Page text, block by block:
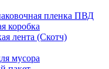
пленка ПВД
коробка
лента (Скотч)
мусора